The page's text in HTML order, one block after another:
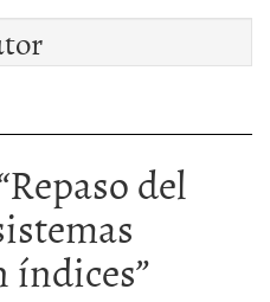
Repaso del
índices”